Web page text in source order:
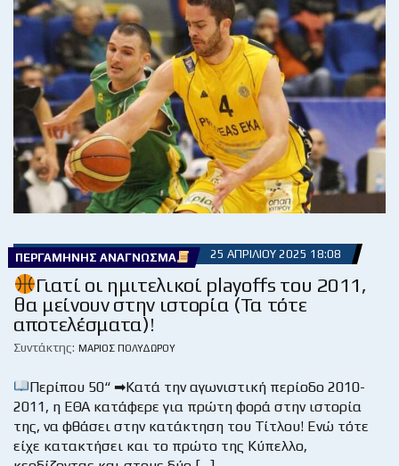
ΠΕΡΓΑΜΗΝΉΣ ΑΝΆΓΝΩΣΜΑ 25 ΑΠΡΙΛΊΟΥ 2025 18:08
Γιατί οι ημιτελικοί playoffs του 2011,
θα μείνουν στην ιστορία (Τα τότε
αποτελέσματα)!
Συντάκτης: ΜΆΡΙΟΣ ΠΟΛΥΔΏΡΟΥ
Περίπου 50“ ➡Κατά την αγωνιστική περίοδο 2010-
2011, η ΕΘΑ κατάφερε για πρώτη φορά στην ιστορία
της, να φθάσει στην κατάκτηση του Τίτλου! Ενώ τότε
είχε κατακτήσει και το πρώτο της Κύπελλο,